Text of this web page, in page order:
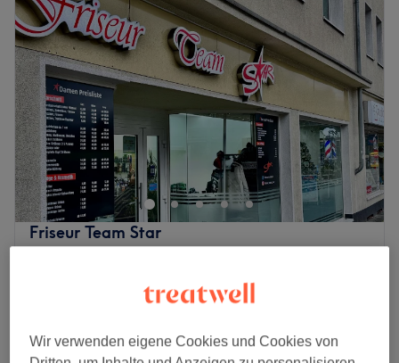
Friseur Team Star
Herren - Nass schneiden
Herren - Waschen, Schneiden & Föhnen
Wir verwenden eigene Cookies und Cookies von